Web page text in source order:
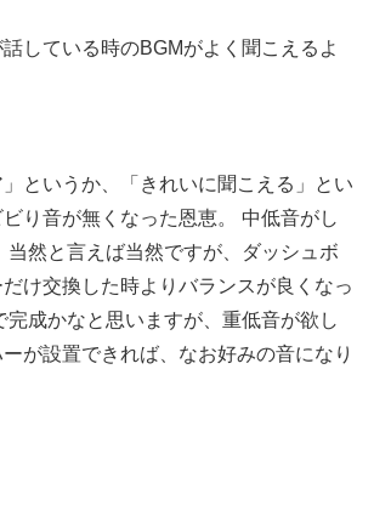
している時のBGMがよく聞こえるよ
というか、「きれいに聞こえる」とい
り音が無くなった恩恵。 中低音がし
当然と言えば当然ですが、ダッシュボ
け交換した時よりバランスが良くなっ
完成かなと思いますが、重低音が欲し
が設置できれば、なお好みの音になり